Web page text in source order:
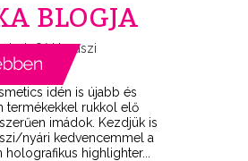
BLOGJA
idén is újabb és
termékekkel rukkol elő
imádok. Kezdjük is
nyári kedvencemmel a
holografikus highlighter...